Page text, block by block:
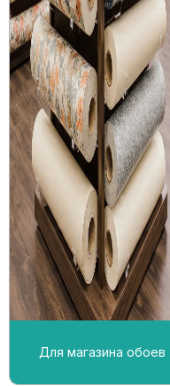
Для магазина обоев